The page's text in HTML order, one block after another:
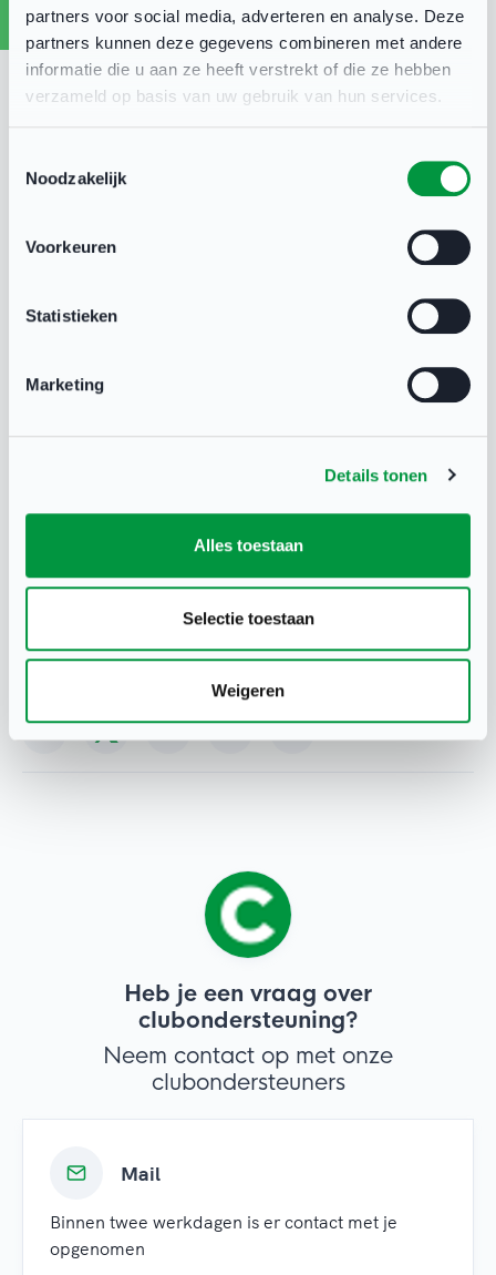
partners voor social media, adverteren en analyse. Deze
partners kunnen deze gegevens combineren met andere
informatie die u aan ze heeft verstrekt of die ze hebben
verzameld op basis van uw gebruik van hun services.
Noodzakelijk
Voorkeuren
Statistieken
Marketing
Details tonen
Alles toestaan
Selectie toestaan
Weigeren
Uw reactie kunt u uiterlijk 4 januari 2023 mailen
naarsportievevereniging@sportbedrijfdeventer.nl
Sportbedrijf Deventer zal de reacties bundelen
De vitale
sportvereniging en hoe kan
Sport in Deventer
Heb je een vraag over
clubondersteuning?
Neem contact op met onze
clubondersteuners
Mail
Binnen twee werkdagen is er contact met je
opgenomen